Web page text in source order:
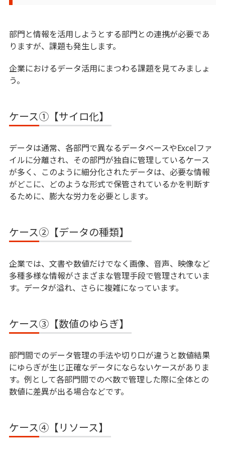
部門と情報を活用しようとする部門との連携が必要であ
りますが、課題も発生します。
企業におけるデータ活用にまつわる課題を見てみましょ
う。
ケース①【サイロ化】
データは通常、各部門で異なるデータベースやExcelファ
イルに分離され、その部門が独自に管理しているケース
が多く、このように細分化されたデータは、必要な情報
がどこに、どのような形式で保管されているかを判断す
るために、膨大な労力を必要とします。
ケース②【データの種類】
企業では、文書や数値だけでなく画像、音声、映像など
多種多様な情報がさまざまな管理手段で管理されていま
す。データが溢れ、さらに複雑になっています。
ケース③【数値のゆらぎ】
部門間でのデータ管理の手法や切り口が違うと数値結果
にゆらぎが生じ正確なデータにならないケースがありま
す。例として各部門間でのべ数で管理した際に全体との
数値に差異が出る場合などです。
ケース④【リソース】